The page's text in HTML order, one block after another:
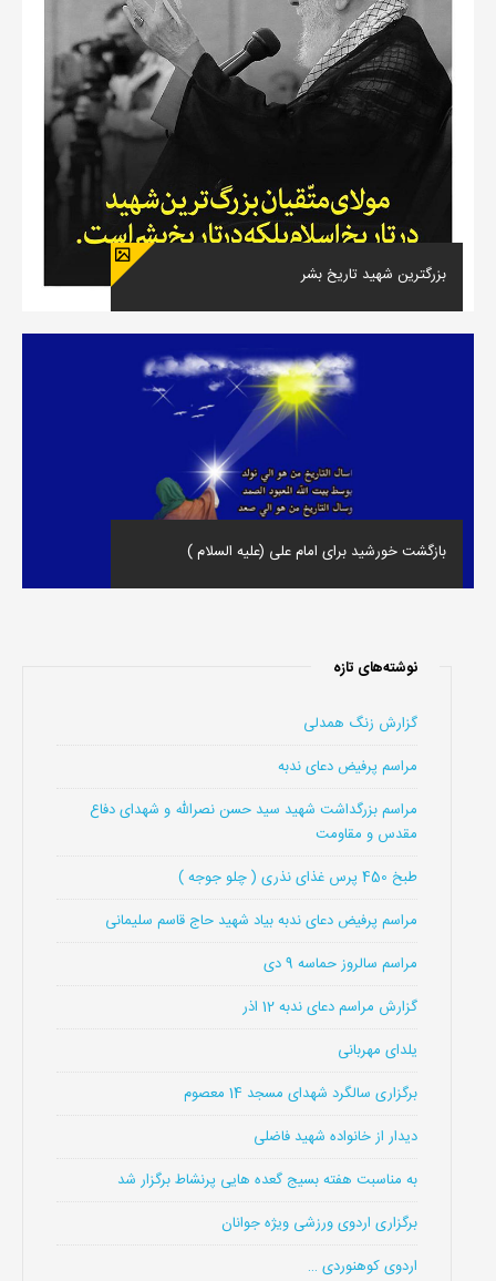
بزرگترین شهید تاریخ بشر
بازگشت خورشید برای امام علی (علیه السلام )
نوشته‌های تازه
گزارش زنگ همدلی
مراسم پرفیض دعای ندبه
مراسم بزرگداشت شهید سید حسن نصرالله و شهدای دفاع
مقدس و مقاومت
طبخ 450 پرس غذای نذری ( چلو جوجه )
مراسم پرفیض دعای ندبه بیاد شهید حاج قاسم سلیمانی
مراسم سالروز حماسه 9 دی
گزارش مراسم دعای ندبه 12 اذر
یلدای مهربانی
برگزاری سالگرد شهدای مسجد 14 معصوم
دیدار از خانواده شهید فاضلی
به مناسبت هفته بسیج گعده هایی پرنشاط برگزار شد
برگزاری اردوی ورزشی ویژه جوانان
اردوی کوهنوردی …